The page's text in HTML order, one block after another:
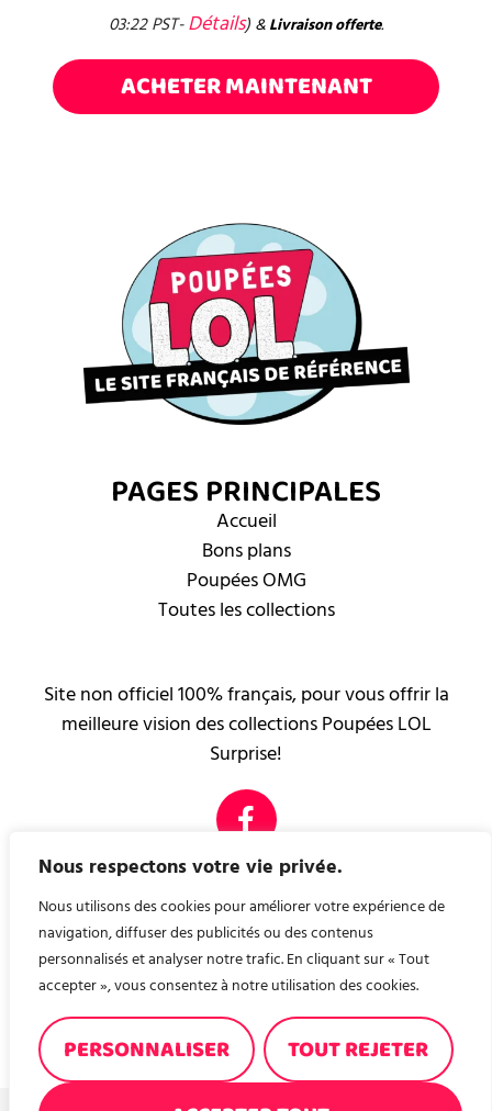
Nous respectons votre vie privée.
Nous utilisons des cookies pour améliorer votre expérience de
navigation, diffuser des publicités ou des contenus
personnalisés et analyser notre trafic. En cliquant sur « Tout
accepter », vous consentez à notre utilisation des cookies.
PERSONNALISER
TOUT REJETER
03:22 PST-Détails) & Livraison offerte.
ACHETER MAINTENANT
PAGES PRINCIPALES
Accueil
Bons plans
Poupées OMG
Toutes les collections
Site non officiel 100% français, pour vous offrir la
meilleure vision des collections Poupées LOL
Surprise!
PAGES LÉGALES
Mentions légales
Contact
Nous avons créé, pour vous, un site de recette de
cuisine ! A consommer sans modération ! recettes-en-
familles.fr